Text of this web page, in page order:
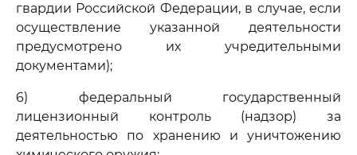
гвардии Российской Федерации, в случае, если
осуществление указанной деятельности
предусмотрено их учредительными
документами);
6) федеральный государственный
лицензионный контроль (надзор) за
деятельностью по хранению и уничтожению